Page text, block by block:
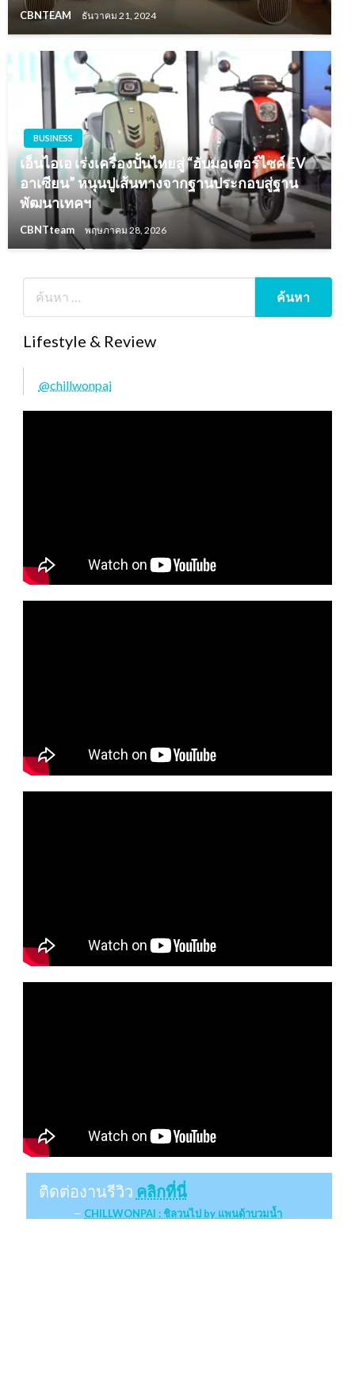
CBNTEAM ธันวาคม 21, 2024
BUSINESS
เอ็นไอเอ เร่งเครื่องปั้นไทยสู่ “ฮับมอเตอร์ไซค์ EV
อาเซียน” หนุนปูเส้นทางจากฐานประกอบสู่ฐาน
พัฒนาเทคฯ
CBNTteam พฤษภาคม 28, 2026
Lifestyle & Review
@chillwonpai
ติดต่องานรีวิว คลิกที่นี่
CHILLWONPAI : ชิลวนไป by แพนด้าบวมน้ำ